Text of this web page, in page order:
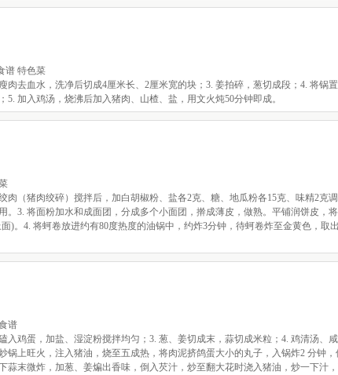
谱 特色菜
肉去血水，洗净后切成4厘米长、2厘米宽的块；3. 姜拍碎，葱切成段；4. 将锅
加入鸡汤，烧沸后加入猪肉、山楂、盐，用文火炖50分钟即成。
肉（猪肉绞碎）搅拌后，加白胡椒粉、盐各2克、糖、地瓜粉各15克、味精2克调
。3. 将面粉加水和成面团，分成多个小面团，擀成薄皮，做熟。平铺润饼皮，
)。4. 将蚵卷放进约有80度热度的油锅中，约炸3分钟，待蚵卷炸至金黄色，取
谱
入鸡蛋，加盐、湿淀粉搅拌均匀；3. 葱、姜切成末，蒜切成米粒；4. 鸡清汤、
上旺火，注入猪油，烧至五成热，将肉泥挤鸽蛋大小的丸子，入锅炸2 分钟，
蒜末微炸，加葱、姜煸出香味，倒入芡汁，炒至翻大花时浇入猪油，炒一下汁